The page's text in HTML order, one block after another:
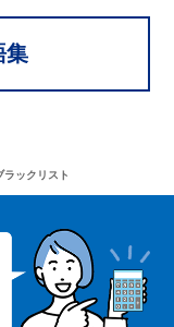
集
ックリスト